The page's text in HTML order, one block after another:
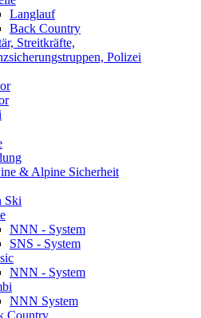
Langlauf
Back Country
Streitkräfte,
Polizei
& Alpine Sicherheit
Ski
NNN - System
SNS - System
NNN - System
NNN System
Country